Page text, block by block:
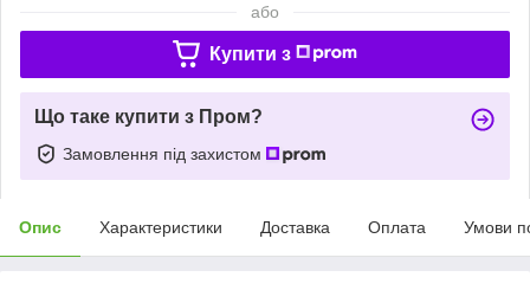
або
Купити з
Що таке купити з Пром?
Замовлення під захистом
Опис Характеристики Доставка Оплата Умови